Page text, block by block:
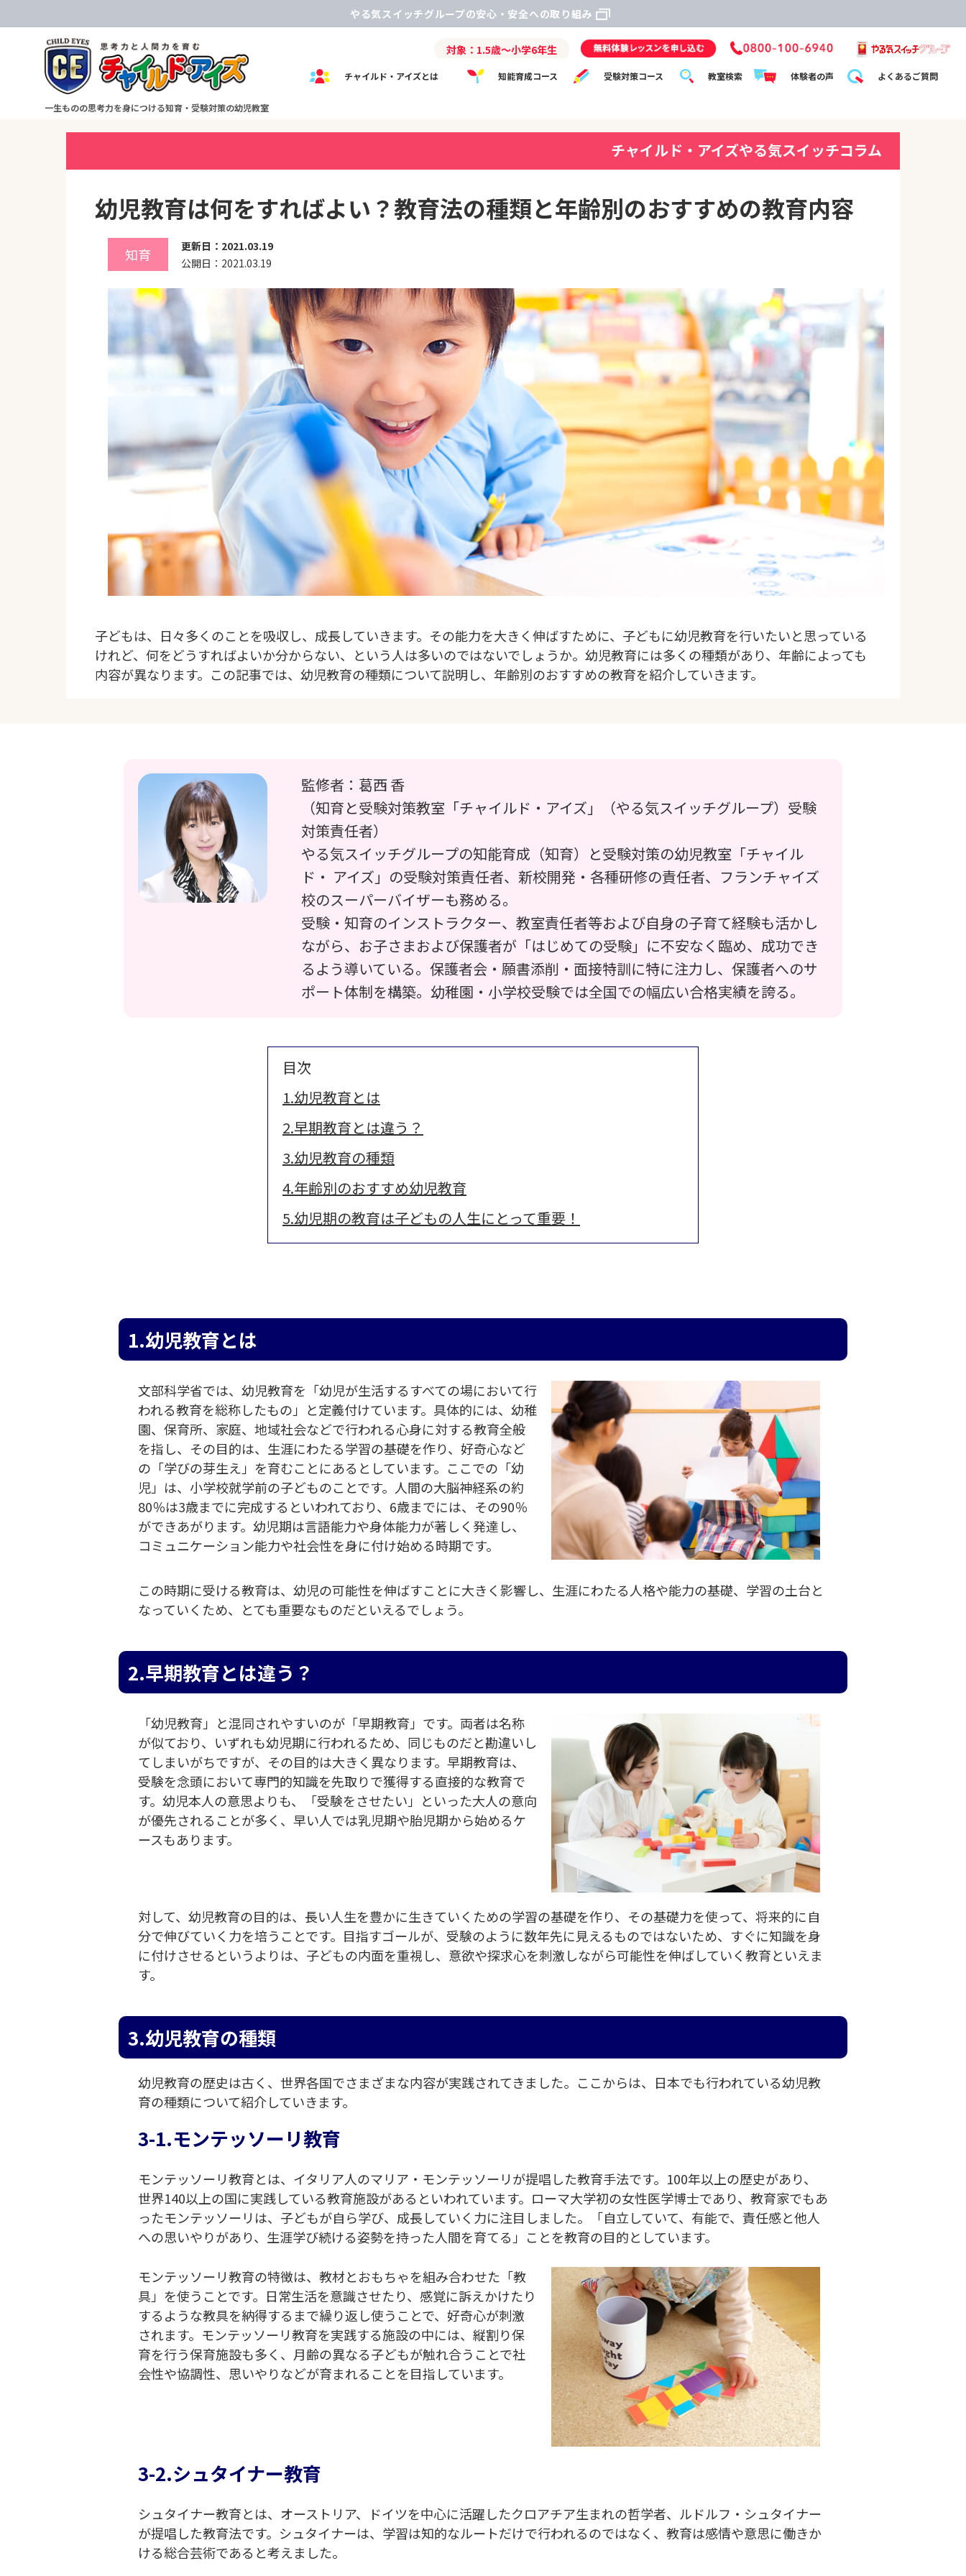
やる気スイッチグループの安心・安全への取り組み
一生ものの思考力を身につける知育・受験対策の幼児教室
対象：1.5歳～小学6年生
チャイルド・アイズとは 知能育成コース 受験対策コース 教室検索 体験者の声 よくあるご質問
チャイルド・アイズ ホーム
チャイルド・アイズやる気スイッチコラム
幼児教育は何をすればよい？教育法の種類と年齢別のおすすめの教育内容
知育
更新日：2021.03.19
公開日：2021.03.19
子どもは、日々多くのことを吸収し、成長していきます。その能力を大きく伸ばすために、子どもに幼児教育を行いたいと思っている
けれど、何をどうすればよいか分からない、という人は多いのではないでしょうか。幼児教育には多くの種類があり、年齢によっても
内容が異なります。この記事では、幼児教育の種類について説明し、年齢別のおすすめの教育を紹介していきます。
監修者：葛西 香
（知育と受験対策教室「チャイルド・アイズ」（やる気スイッチグループ）受験
対策責任者）
やる気スイッチグループの知能育成（知育）と受験対策の幼児教室「チャイル
ド・ アイズ」の受験対策責任者、新校開発・各種研修の責任者、フランチャイズ
校のスーパーバイザーも務める。
受験・知育のインストラクター、教室責任者等および自身の子育て経験も活かし
ながら、お子さまおよび保護者が「はじめての受験」に不安なく臨め、成功でき
るよう導いている。保護者会・願書添削・面接特訓に特に注力し、保護者へのサ
ポート体制を構築。幼稚園・小学校受験では全国での幅広い合格実績を誇る。
目次
1.幼児教育とは
2.早期教育とは違う？
3.幼児教育の種類
4.年齢別のおすすめ幼児教育
5.幼児期の教育は子どもの人生にとって重要！
1.幼児教育とは
文部科学省では、幼児教育を「幼児が生活するすべての場において行
われる教育を総称したもの」と定義付けています。具体的には、幼稚
園、保育所、家庭、地域社会などで行われる心身に対する教育全般
を指し、その目的は、生涯にわたる学習の基礎を作り、好奇心など
の「学びの芽生え」を育むことにあるとしています。ここでの「幼
児」は、小学校就学前の子どものことです。人間の大脳神経系の約
80％は3歳までに完成するといわれており、6歳までには、その90％
ができあがります。幼児期は言語能力や身体能力が著しく発達し、
コミュニケーション能力や社会性を身に付け始める時期です。
この時期に受ける教育は、幼児の可能性を伸ばすことに大きく影響し、生涯にわたる人格や能力の基礎、学習の土台と
なっていくため、とても重要なものだといえるでしょう。
2.早期教育とは違う？
「幼児教育」と混同されやすいのが「早期教育」です。両者は名称
が似ており、いずれも幼児期に行われるため、同じものだと勘違いし
てしまいがちですが、その目的は大きく異なります。早期教育は、
受験を念頭において専門的知識を先取りで獲得する直接的な教育で
す。幼児本人の意思よりも、「受験をさせたい」といった大人の意向
が優先されることが多く、早い人では乳児期や胎児期から始めるケ
ースもあります。
対して、幼児教育の目的は、長い人生を豊かに生きていくための学習の基礎を作り、その基礎力を使って、将来的に自
分で伸びていく力を培うことです。目指すゴールが、受験のように数年先に見えるものではないため、すぐに知識を身
に付けさせるというよりは、子どもの内面を重視し、意欲や探求心を刺激しながら可能性を伸ばしていく教育といえま
す。
3.幼児教育の種類
幼児教育の歴史は古く、世界各国でさまざまな内容が実践されてきました。ここからは、日本でも行われている幼児教
育の種類について紹介していきます。
3-1.モンテッソーリ教育
モンテッソーリ教育とは、イタリア人のマリア・モンテッソーリが提唱した教育手法です。100年以上の歴史があり、
世界140以上の国に実践している教育施設があるといわれています。ローマ大学初の女性医学博士であり、教育家でもあ
ったモンテッソーリは、子どもが自ら学び、成長していく力に注目しました。「自立していて、有能で、責任感と他人
への思いやりがあり、生涯学び続ける姿勢を持った人間を育てる」ことを教育の目的としています。
モンテッソーリ教育の特徴は、教材とおもちゃを組み合わせた「教
具」を使うことです。日常生活を意識させたり、感覚に訴えかけたり
するような教具を納得するまで繰り返し使うことで、好奇心が刺激
されます。モンテッソーリ教育を実践する施設の中には、縦割り保
育を行う保育施設も多く、月齢の異なる子どもが触れ合うことで社
会性や協調性、思いやりなどが育まれることを目指しています。
3-2.シュタイナー教育
シュタイナー教育とは、オーストリア、ドイツを中心に活躍したクロアチア生まれの哲学者、ルドルフ・シュタイナー
が提唱した教育法です。シュタイナーは、学習は知的なルートだけで行われるのではなく、教育は感情や意思に働きか
ける総合芸術であると考えました。